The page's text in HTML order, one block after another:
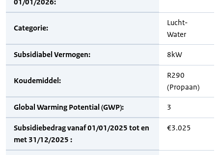
Categorie:
Lucht-
Water
Subsidiabel Vermogen: 8kW
Koudemiddel:
R290
(Propaan)
Global Warming Potential (GWP): 3
Subsidiebedrag vanaf 01/01/2025 tot en
met 31/12/2025 :
€3.025